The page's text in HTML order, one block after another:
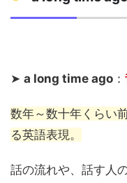
➤ a long time ago ：
数年～数十年くらい
る英語表現。
話の流れや、話す人